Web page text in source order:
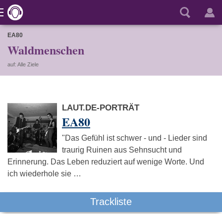
EA80
Waldmenschen
auf: Alle Ziele
LAUT.DE-PORTRÄT
EA80
"Das Gefühl ist schwer - und - Lieder sind
traurig Ruinen aus Sehnsucht und
Erinnerung. Das Leben reduziert auf wenige Worte. Und
ich wiederhole sie …
Trackliste